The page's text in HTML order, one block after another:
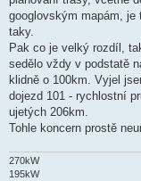
e
k
googlovským mapám,
taky.
Pak co je velký rozdíl,
sedělo vždy v podstatě
klidně o 100km. Vyjel
dojezd 101 - rychlostní
ujetých 206km.
Tohle koncern prostě
270kW
195kW